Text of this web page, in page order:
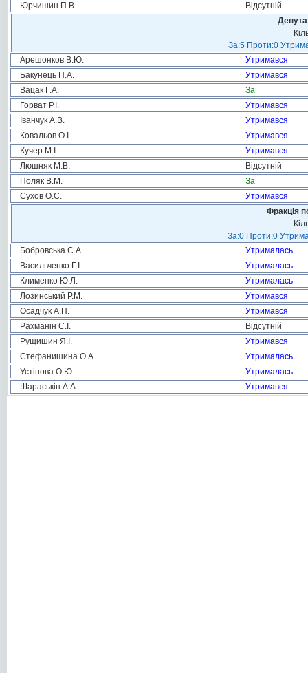
Юрчишин П.В.
Відсутній
За:5 Проти:0
Арешонков В.Ю.
Утримався
Бакунець П.А.
Утримався
Вацак Г.А.
За
Горват Р.І.
Утримався
Іванчук А.В.
Утримався
Ковальов О.І.
Утримався
Кучер М.І.
Утримався
Люшняк М.В.
Відсутній
Поляк В.М.
За
Сухов О.С.
Утримався
Фракція
За:0 Проти:0
Бобровська С.А.
Утрималась
Васильченко Г.І.
Утрималась
Клименко Ю.Л.
Утрималась
Лозинський Р.М.
Утримався
Осадчук А.П.
Утримався
Рахманін С.І.
Відсутній
Рущишин Я.І.
Утримався
Стефанишина О.А.
Утрималась
Устінова О.Ю.
Утрималась
Шараськін А.А.
Утримався